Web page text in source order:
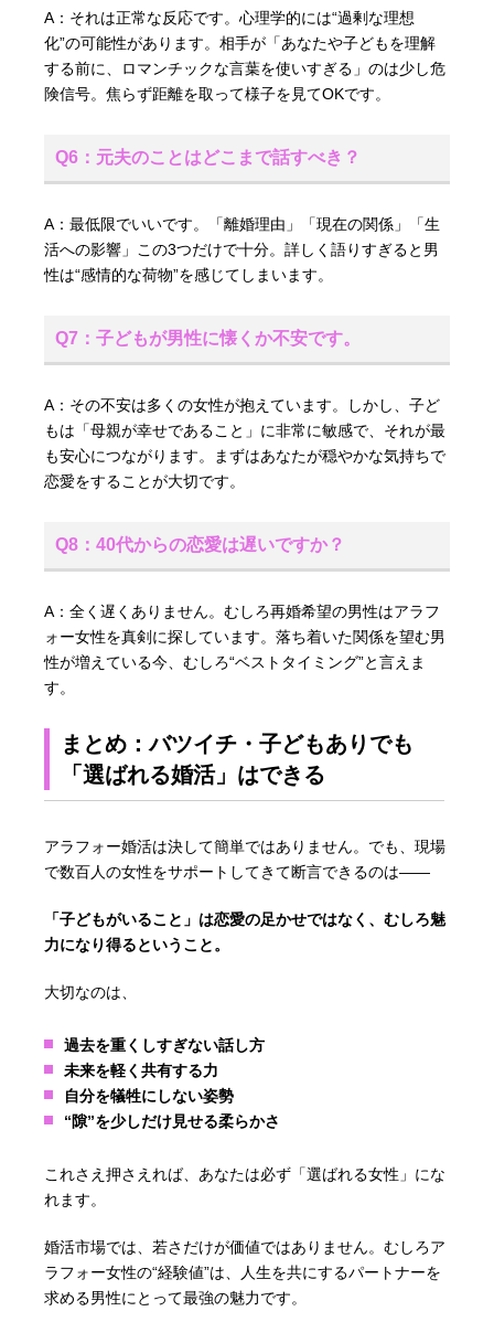
A：それは正常な反応です。心理学的には“過剰な理想
化”の可能性があります。相手が「あなたや子どもを理解
する前に、ロマンチックな言葉を使いすぎる」のは少し危
険信号。焦らず距離を取って様子を見てOKです。
Q6：元夫のことはどこまで話すべき？
A：最低限でいいです。「離婚理由」「現在の関係」「生
活への影響」この3つだけで十分。詳しく語りすぎると男
性は“感情的な荷物”を感じてしまいます。
Q7：子どもが男性に懐くか不安です。
A：その不安は多くの女性が抱えています。しかし、子ど
もは「母親が幸せであること」に非常に敏感で、それが最
も安心につながります。まずはあなたが穏やかな気持ちで
恋愛をすることが大切です。
Q8：40代からの恋愛は遅いですか？
A：全く遅くありません。むしろ再婚希望の男性はアラフ
ォー女性を真剣に探しています。落ち着いた関係を望む男
性が増えている今、むしろ“ベストタイミング”と言えま
す。
まとめ：バツイチ・子どもありでも
「選ばれる婚活」はできる
アラフォー婚活は決して簡単ではありません。でも、現場
で数百人の女性をサポートしてきて断言できるのは――
「子どもがいること」は恋愛の足かせではなく、むしろ魅
力になり得るということ。
大切なのは、
過去を重くしすぎない話し方
未来を軽く共有する力
自分を犠牲にしない姿勢
“隙”を少しだけ見せる柔らかさ
これさえ押さえれば、あなたは必ず「選ばれる女性」にな
れます。
婚活市場では、若さだけが価値ではありません。むしろア
ラフォー女性の“経験値”は、人生を共にするパートナーを
求める男性にとって最強の魅力です。